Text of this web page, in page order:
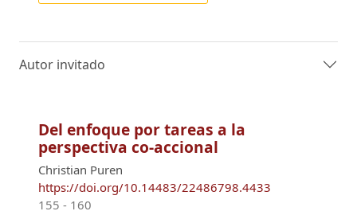
Autor invitado
Del enfoque por tareas a la
perspectiva co-accional
Christian Puren
https://doi.org/10.14483/22486798.4433
155 - 160